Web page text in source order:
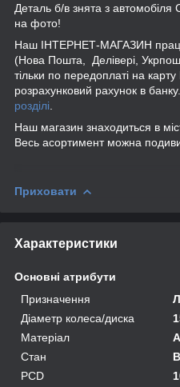
Деталь б/в знята з автомобіля
на фото!
Наш ІНТЕРНЕТ-МАГАЗИН
(Нова Пошта, Делівері,
тільки по передоплаті на
розрахунковий рахунок в
розділі
Наш магазин знаходиться в
Весь асортимент можна
Приховати
Характеристики
Основні атрибути
Призначення
Діаметр колеса/диска
Матеріал
Стан
PCD